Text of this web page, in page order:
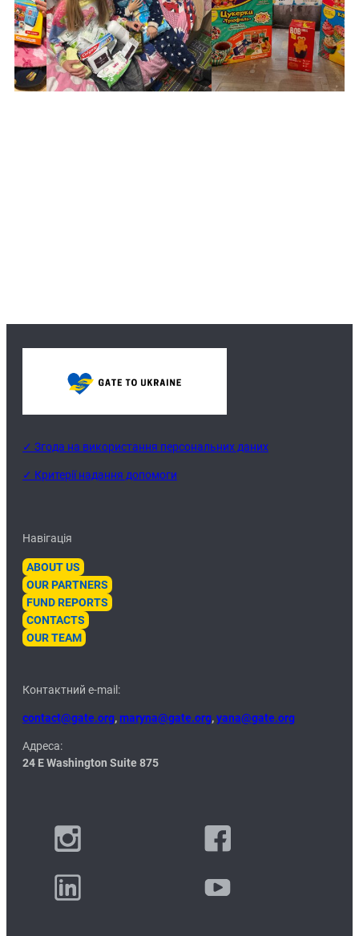
✓ Згода на використання персональних даних
✓ Критерії надання допомоги
Навігація
ABOUT US
OUR PARTNERS
FUND REPORTS
CONTACTS
OUR TEAM
Контактний e-mail:
contact@gate.org,maryna@gate.org,yana@gate.org
Адреса:
24 E Washington Suite 875